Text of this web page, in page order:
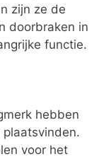
zijn ze de
doorbraken in
functie.
hebben
voor het